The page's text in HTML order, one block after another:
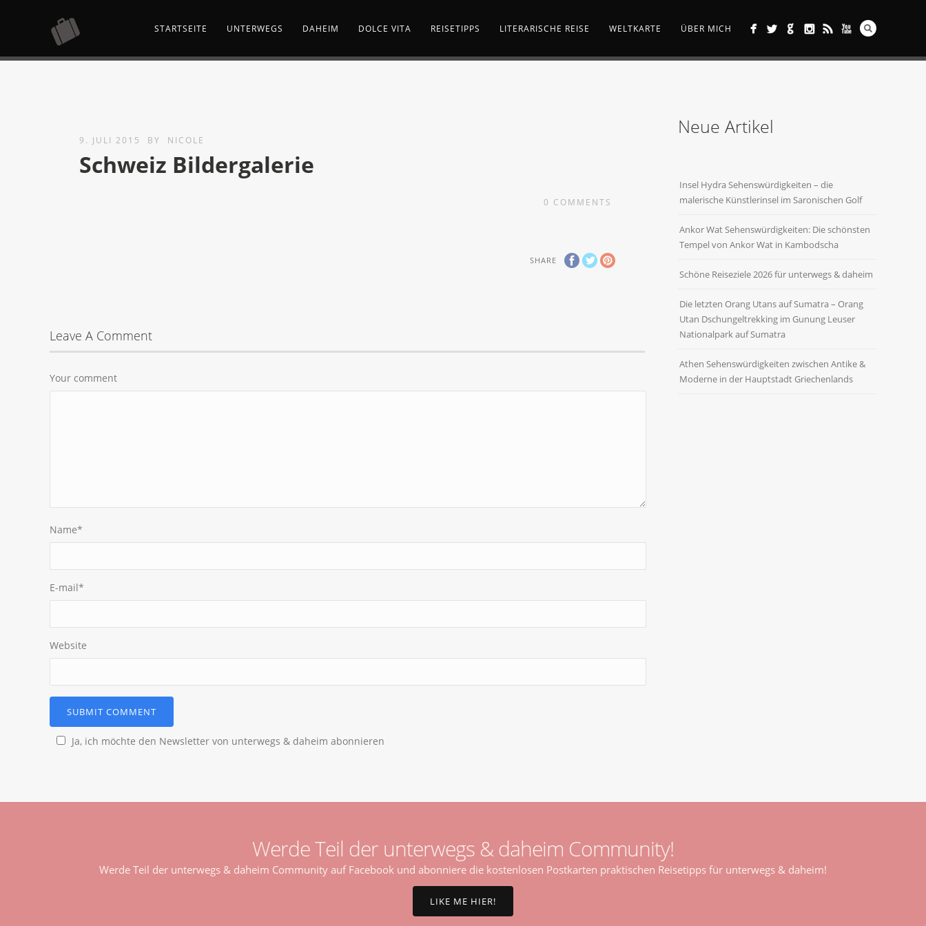
STARTSEITE UNTERWEGS DAHEIM DOLCE VITA REISETIPPS LITERARISCHE REISE WELTKARTE ÜBER MICH
9. JULI 2015 BY NICOLE
Schweiz Bildergalerie
0 COMMENTS
SHARE
Leave A Comment
Your comment
Name*
E-mail*
Website
Ja, ich möchte den Newsletter von unterwegs & daheim abonnieren
Neue Artikel
Insel Hydra Sehenswürdigkeiten – die
malerische Künstlerinsel im Saronischen Golf
Ankor Wat Sehenswürdigkeiten: Die schönsten
Tempel von Ankor Wat in Kambodscha
Schöne Reiseziele 2026 für unterwegs & daheim
Die letzten Orang Utans auf Sumatra – Orang
Utan Dschungeltrekking im Gunung Leuser
Nationalpark auf Sumatra
Athen Sehenswürdigkeiten zwischen Antike &
Moderne in der Hauptstadt Griechenlands
Werde Teil der unterwegs & daheim Community!
Werde Teil der unterwegs & daheim Community auf Facebook und abonniere die kostenlosen Postkarten praktischen Reisetipps für unterwegs & daheim!
LIKE ME HIER!